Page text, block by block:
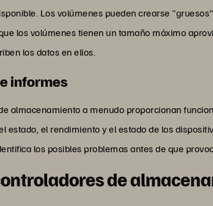
Los volúmenes pueden crearse
los volúmenes tienen un tamaño máximo
los datos en ellos.
informes
almacenamiento a menudo proporcionan
estado, el rendimiento y el estado de los
los posibles problemas antes de que
de